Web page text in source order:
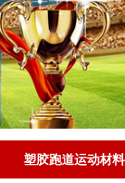
塑胶跑道运动材料